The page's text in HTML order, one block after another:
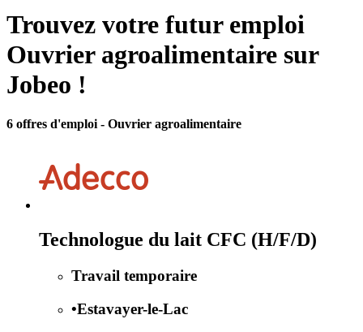
Trouvez votre futur emploi
Ouvrier agroalimentaire sur
Jobeo !
6 offres d'emploi - Ouvrier agroalimentaire
Technologue du lait CFC (H/F/D)
Travail temporaire
•Estavayer-le-Lac